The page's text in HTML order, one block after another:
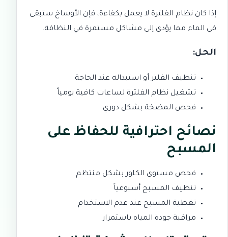
إذا كان نظام الفلترة لا يعمل بكفاءة، فإن الأوساخ ستبقى
في الماء مما يؤدي إلى مشاكل مستمرة في النظافة.
الحل:
تنظيف الفلتر أو استبداله عند الحاجة
تشغيل نظام الفلترة لساعات كافية يومياً
فحص المضخة بشكل دوري
نصائح احترافية للحفاظ على
المسبح
فحص مستوى الكلور بشكل منتظم
تنظيف المسبح أسبوعياً
تغطية المسبح عند عدم الاستخدام
مراقبة جودة المياه باستمرار